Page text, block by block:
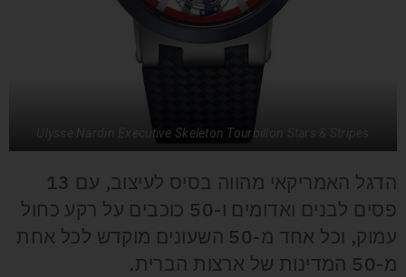
Ulysse Nardin Executive Skeleton Tourbillon Stars & Stripes
הדגל האמריקאי מהווה בסיס לעיצוב, עם 13
פסים לבנים ואדומים ו-50 כוכבים על רקע כחול
עמוק, וכל אחד מ-50 השעונים מוקדש לכל אחת
מ-50 המדינות של ארצות הברית.